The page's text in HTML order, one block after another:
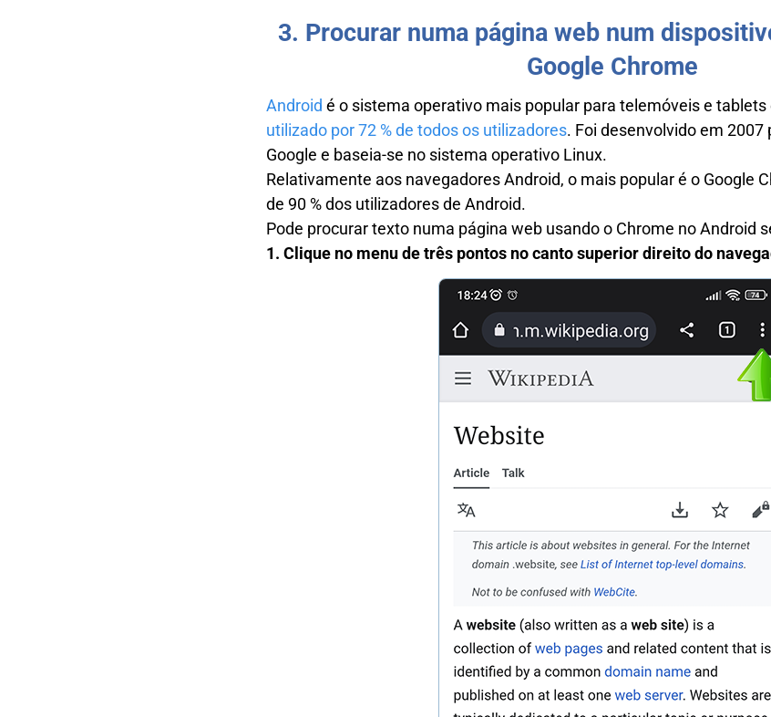
3. Procurar numa página web num
Google Chrome
Android é o sistema operativo mais popular para telemóveis e tablets
utilizado por 72 % de todos os utilizadores. Foi desenvolvido em
Google e baseia-se no sistema operativo Linux.
Relativamente aos navegadores Android, o mais popular é o Google
de 90 % dos utilizadores de Android.
Pode procurar texto numa página web usando o Chrome no Android
1. Clique no menu de três pontos no canto superior direito do